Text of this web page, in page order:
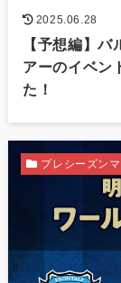
2025.06.28
【予想編】
アーのイベン
た！
プレシーズン